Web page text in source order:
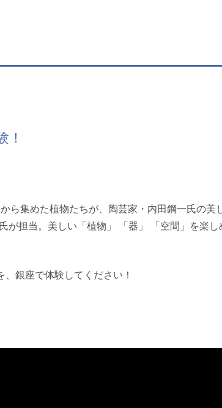
！
ら集めた植物たちが、陶芸家・内田鋼一氏の美
が担当。美しい「植物」 「器」 「空間」を楽
銀座で体験してください！